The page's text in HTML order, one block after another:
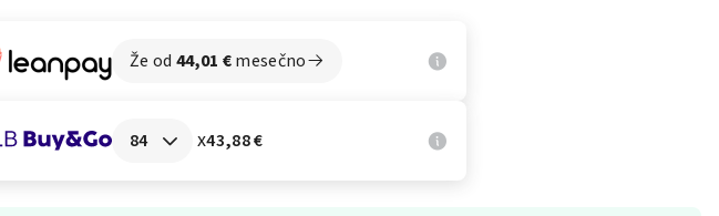
Že od 44,01 €mesečno
x43,88 €